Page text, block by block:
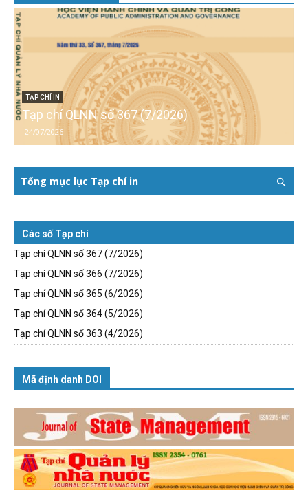
TẠP CHÍ IN
Tạp chí QLNN số 367 (7/2026)
24/07/2026
Tổng mục lục Tạp chí in
Các số Tạp chí
Tạp chí QLNN số 367 (7/2026)
Tạp chí QLNN số 366 (7/2026)
Tạp chí QLNN số 365 (6/2026)
Tạp chí QLNN số 364 (5/2026)
Tạp chí QLNN số 363 (4/2026)
Mã định danh DOI